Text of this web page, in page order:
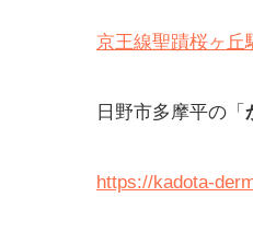
京王線聖蹟桜ヶ丘
日野市多摩平の「
https://kadota-